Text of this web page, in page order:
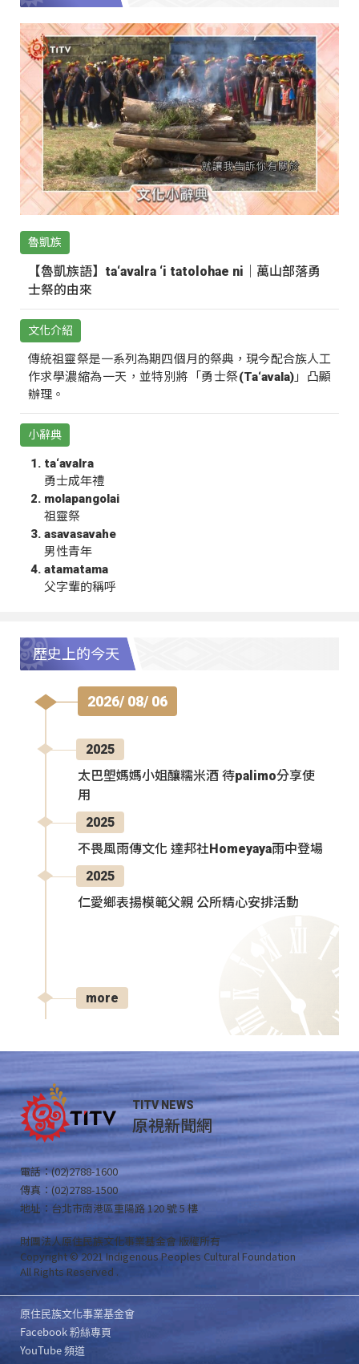
魯凱族
【魯凱族語】ta‘avalra ‘i tatolohae ni｜萬山部落勇
士祭的由來
文化介紹
傳統祖靈祭是一系列為期四個月的祭典，現今配合族人工
作求學濃縮為一天，並特別將「勇士祭(Ta‘avala)」凸顯
辦理。
小辭典
ta‘avalra
勇士成年禮
molapangolai
祖靈祭
asavasavahe
男性青年
atamatama
父字輩的稱呼
歷史上的今天
2026/ 08/ 06
2025
太巴塱媽媽小姐釀糯米酒 待palimo分享使
用
2025
不畏風雨傳文化 達邦社Homeyaya雨中登場
2025
仁愛鄉表揚模範父親 公所精心安排活動
more
TITV NEWS
原視新聞網
電話：(02)2788-1600
傳真：(02)2788-1500
地址：台北市南港區重陽路 120 號 5 樓
財團法人原住民族文化事業基金會 版權所有
Copyright © 2021 Indigenous Peoples Cultural Foundation
All Rights Reserved .
原住民族文化事業基金會
Facebook 粉絲專頁
YouTube 頻道